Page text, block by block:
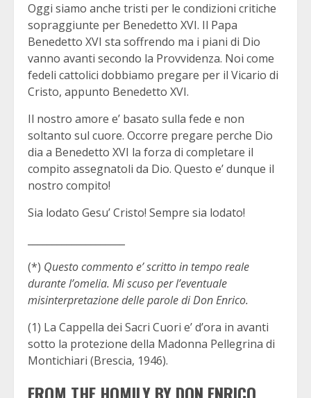
Oggi siamo anche tristi per le condizioni critiche
sopraggiunte per Benedetto XVI. Il Papa
Benedetto XVI sta soffrendo ma i piani di Dio
vanno avanti secondo la Provvidenza. Noi come
fedeli cattolici dobbiamo pregare per il Vicario di
Cristo, appunto Benedetto XVI.
Il nostro amore e’ basato sulla fede e non
soltanto sul cuore. Occorre pregare perche Dio
dia a Benedetto XVI la forza di completare il
compito assegnatoli da Dio. Questo e’ dunque il
nostro compito!
Sia lodato Gesu’ Cristo! Sempre sia lodato!
(*) Questo commento e’ scritto in tempo reale
durante l’omelia. Mi scuso per l’eventuale
misinterpretazione delle parole di Don Enrico.
(1) La Cappella dei Sacri Cuori e’ d’ora in avanti
sotto la protezione della Madonna Pellegrina di
Montichiari (Brescia, 1946).